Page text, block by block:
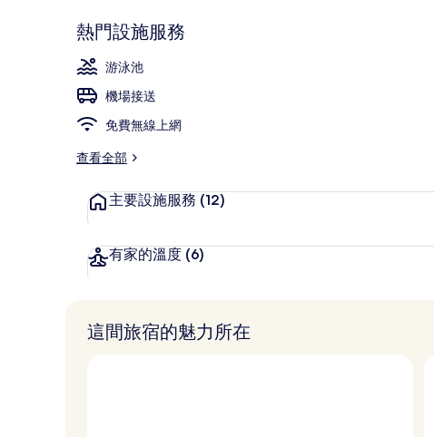
熱門設施服務
游泳池
機場接送
免費無線上網
查看全部
主要設施服務 (12)
有家的溫度 (6)
這間旅宿的魅力所在